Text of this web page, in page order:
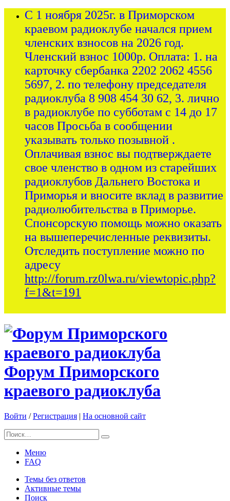
С 1 ноября 2025г. в Приморском
краевом радиоклубе начался прием
членских взносов на 2026 год.
Членский взнос 1000р. Оплата: 1. на
карточку сбербанка 2202 2062 4556
5697, 2. по телефону председателя
радиоклуба 8 908 454 30 62, 3. лично
в радиоклубе по субботам с 14 до 17
часов Просьба в сообщении
указывать только позывной .
Оплачивая взнос вы подтверждаете
свое членство в одном из старейших
радиоклубов Дальнего Востока и
Приморья и вносите вклад в развитие
радиолюбительства в Приморье.
Спонсорскую помощь можно оказать
на вышеперечисленные реквизиты.
Отследить поступление можно по
адресу
http://forum.rz0lwa.ru/viewtopic.php?
f=1&t=191
Форум Приморского
краевого радиоклуба
Войти /Регистрация | На основной сайт
Меню
FAQ
Темы без ответов
Активные темы
Поиск